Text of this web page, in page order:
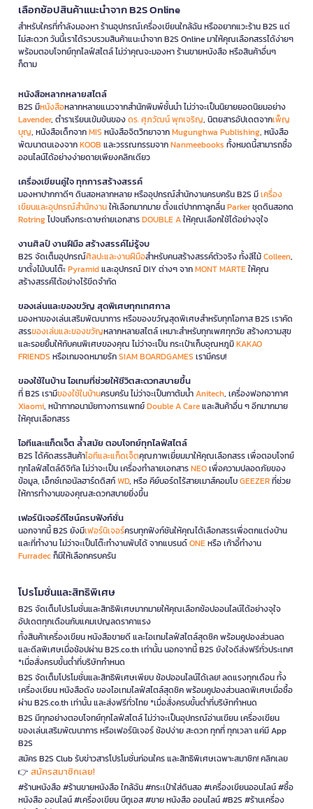
เลือกช้อปสินค้าแนะนำจาก B2S Online
สำหรับใครที่กำลังมองหา ร้านอุปกรณ์เครื่องเขียนใกล้ฉัน หรืออยากแวะร้าน B2S แต่
ไม่สะดวก วันนี้เราได้รวบรวมสินค้าแนะนำจาก B2S Online มาให้คุณเลือกสรรได้ง่ายๆ
พร้อมตอบโจทย์ทุกไลฟ์สไตล์ ไม่ว่าคุณจะมองหา ร้านขายหนังสือ หรือสินค้าอื่นๆ
ก็ตาม
หนังสือหลากหลายสไตล์
B2S มีหนังสือหลากหลายแนวจากสำนักพิมพ์ชั้นนำ ไม่ว่าจะเป็นนิยายยอดนิยมอย่าง
Lavender, ตำราเรียนเข้มข้นของดร. ศุภวัฒน์ พุกเจริญ, นิตยสารอัปเดตจากเพ็ญ
บุญ, หนังสือเด็กจากMIS หนังสือจิตวิทยาจากMugunghwa Publishing, หนังสือ
พัฒนาตนเองจากKOOB และวรรณกรรมจากNanmeebooks ทั้งหมดนี้สามารถซื้อ
ออนไลน์ได้อย่างง่ายดายเพียงคลิกเดียว
เครื่องเขียนคู่ใจ ทุกการสร้างสรรค์
มองหาปากกาดีๆ ดินสอหลากหลาย หรืออุปกรณ์สำนักงานครบครัน B2S มีเครื่อง
เขียนและอุปกรณ์สำนักงานให้เลือกมากมาย ตั้งแต่ปากกาลูกลื่นParkerชุดดินสอกด
Rotringไปจนถึงกระดาษถ่ายเอกสารDOUBLE Aให้คุณเลือกใช้ได้อย่างจุใจ
งานศิลป์ งานฝีมือ สร้างสรรค์ไม่รู้จบ
B2S จัดเต็มอุปกรณ์ศิลปะและงานฝีมือสำหรับคนสร้างสรรค์ตัวจริง ทั้งสีไม้Colleen,
ขาตั้งไม้บนโต๊ะPyramidและอุปกรณ์ DIY ต่างๆ จากMONT MARTEให้คุณ
สร้างสรรค์ได้อย่างไร้ขีดจำกัด
ของเล่นและของขวัญ สุดพิเศษทุกเทศกาล
มองหาของเล่นเสริมพัฒนาการ หรือของขวัญสุดพิเศษสำหรับทุกโอกาส B2S เราคัด
สรรของเล่นและของขวัญหลากหลายสไตล์ เหมาะสำหรับทุกเพศทุกวัย สร้างความสุข
และรอยยิ้มให้กับคนพิเศษของคุณ ไม่ว่าจะเป็น กระเป๋าเก็บอุณหภูมิKAKAO
FRIENDS หรือเกมจดหมายรักSIAM BOARDGAMES เรามีครบ!
ของใช้ในบ้าน ไอเทมที่ช่วยให้ชีวิตสะดวกสบายขึ้น
ที่ B2S เรามีของใช้ในบ้านครบครัน ไม่ว่าจะเป็นกาต้มน้ำAnitech, เครื่องฟอกอากาศ
Xiaomi, หน้ากากอนามัยทางการแพทย์Double A Careและสินค้าอื่น ๆ อีกมากมาย
ให้คุณเลือกสรร
ไอทีและแก็ดเจ็ต ล้ำสมัย ตอบโจทย์ทุกไลฟ์สไตล์
B2S ได้คัดสรรสินค้าไอทีและแก็ดเจ็ตคุณภาพเยี่ยมมาให้คุณเลือกสรร เพื่อตอบโจทย์
ทุกไลฟ์สไตล์ดิจิทัล ไม่ว่าจะเป็น เครื่องทำลายเอกสารNEOเพื่อความปลอดภัยของ
ข้อมูล, เอ็กซ์เทอนัลฮาร์ดดิสก์WD, หรือ คีย์บอร์ดไร้สายเมาส์คอมโบGEEZERที่ช่วย
ให้การทำงานของคุณสะดวกสบายยิ่งขึ้น
เฟอร์นิเจอร์ดีไซน์ครบฟังก์ชั่น
นอกจากนี้ B2S ยังมีเฟอร์นิเจอร์ครบทุกฟังก์ชันให้คุณได้เลือกสรรเพื่อตกแต่งบ้าน
และที่ทำงาน ไม่ว่าจะเป็นโต๊ะทำงานพับได้ จากแบรนด์ONEหรือ เก้าอี้ทำงาน
Furradecก็มีให้เลือกครบครัน
โปรโมชั่นและสิทธิพิเศษ
B2S จัดเต็มโปรโมชั่นและสิทธิพิเศษมากมายให้คุณเลือกช้อปออนไลน์ได้อย่างจุใจ
อัปเดตทุกเดือนกับแคมเปญลดราคาแรง
ทั้งสินค้าเครื่องเขียน หนังสือขายดี และไอเทมไลฟ์สไตล์สุดชิค พร้อมคูปองส่วนลด
และดีลพิเศษเมื่อช้อปผ่าน B2S.co.th เท่านั้น นอกจากนี้ B2S ยังใจดีส่งฟรีทั่วประเทศ
*เมื่อสั่งครบขั้นต่ำที่บริษัทกำหนด
B2S จัดเต็มโปรโมชั่นและสิทธิพิเศษเพียบ ช้อปออนไลน์ได้เลย! ลดแรงทุกเดือน ทั้ง
เครื่องเขียน หนังสือดัง ของไอเทมไลฟ์สไตล์สุดชิค พร้อมคูปองส่วนลดพิเศษเมื่อซื้อ
ผ่าน B2S.co.th เท่านั้น และส่งฟรีทั่วไทย *เมื่อสั่งครบขั้นต่ำที่บริษัทกำหนด
B2S มีทุกอย่างตอบโจทย์ทุกไลฟ์สไตล์ ไม่ว่าจะเป็นอุปกรณ์อ่านเขียน เครื่องเขียน
ของเล่นเสริมพัฒนาการ หรือเฟอร์นิเจอร์ ช้อปง่าย สะดวก ทุกที่ ทุกเวลา แค่มี App
B2S
สมัคร B2S Club รับข่าวสารโปรโมชั่นก่อนใคร และสิทธิพิเศษเฉพาะสมาชิก! คลิกเลย
👉 สมัครสมาชิกเลย!
#ร้านหนังสือ #ร้านขายหนังสือ ใกล้ฉัน #กระเป๋าใส่ดินสอ #เครื่องเขียนออนไลน์ #ซื้อ
หนังสือ ออนไลน์ #เครื่องเขียน บีทูเอส #ขาย หนังสือ ออนไลน์ #B2S #ร้านเครื่อง